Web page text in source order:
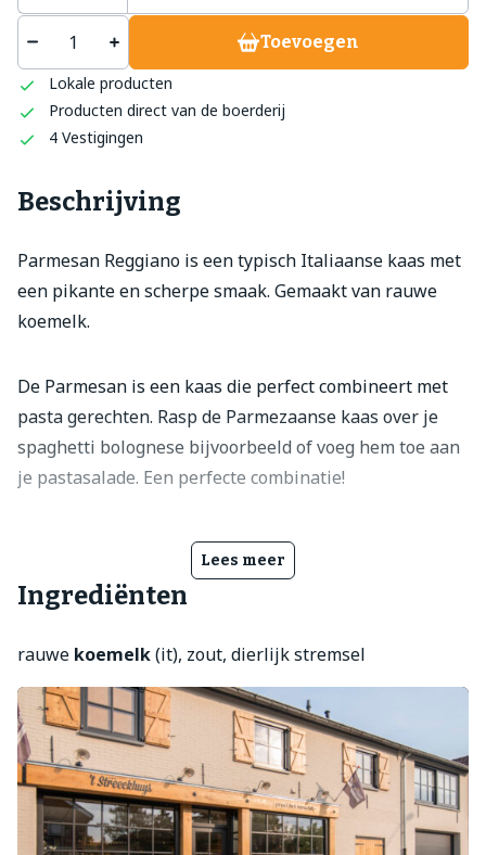
Toevoegen
Lokale producten
Producten direct van de boerderij
4 Vestigingen
Beschrijving
Parmesan Reggiano is een typisch Italiaanse kaas met
een pikante en scherpe smaak. Gemaakt van rauwe
koemelk.
De Parmesan is een kaas die perfect combineert met
pasta gerechten. Rasp de Parmezaanse kaas over je
spaghetti bolognese bijvoorbeeld of voeg hem toe aan
je pastasalade. Een perfecte combinatie!
Lees meer
Ingrediënten
rauwe koemelk(it), zout, dierlijk stremsel